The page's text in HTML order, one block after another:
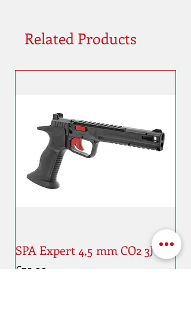
Related Products
SPA Expert 4,5 mm CO2 3J
Price
€75.00